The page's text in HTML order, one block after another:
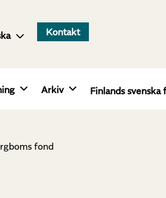
Kontakt
Arkiv Finlands
fond